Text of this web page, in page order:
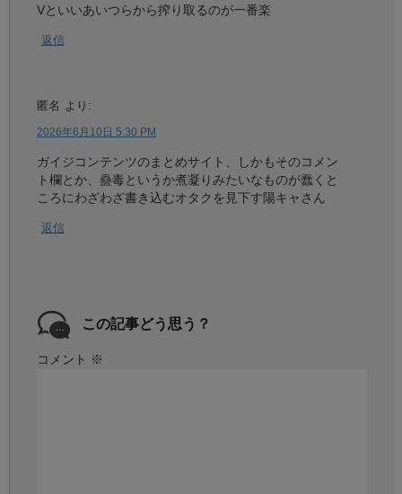
Vといいあいつらから搾り取るのが一番楽
返信
匿名 より:
2026年6月10日 5:30 PM
ガイジコンテンツのまとめサイト、しかもそのコメン
ト欄とか、蠱毒というか煮凝りみたいなものが蠢くと
ころにわざわざ書き込むオタクを見下す陽キャさん
返信
この記事どう思う？
コメント ※